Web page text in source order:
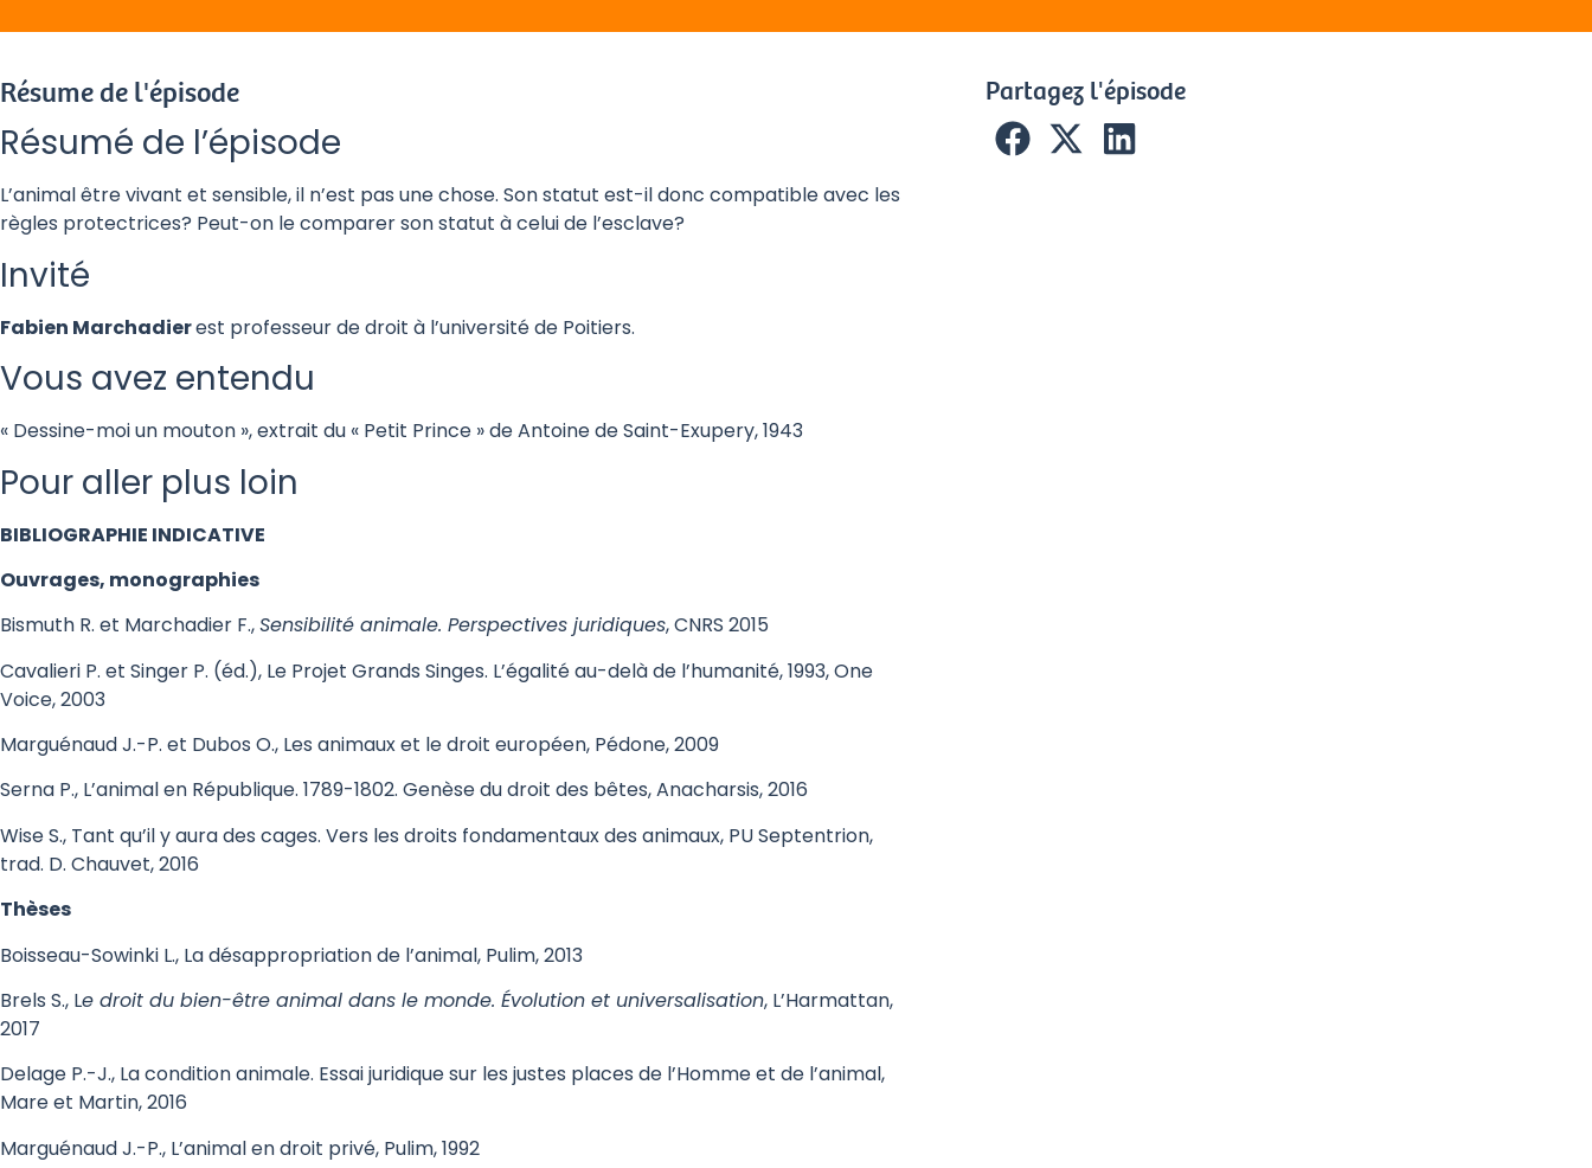
Résume de l'épisode
Résumé de l’épisode
L’animal être vivant et sensible, il n’est pas une chose. Son statut est-il donc compatible avec les
règles protectrices? Peut-on le comparer son statut à celui de l’esclave?
Invité
Fabien Marchadierest professeur de droit à l’université de Poitiers.
Vous avez entendu
« Dessine-moi un mouton », extrait du « Petit Prince » de Antoine de Saint-Exupery, 1943
Pour aller plus loin
BIBLIOGRAPHIE INDICATIVE
Ouvrages, monographies
Bismuth R. et Marchadier F.,Sensibilité animale. Perspectives juridiques, CNRS 2015
Cavalieri P. et Singer P. (éd.), Le Projet Grands Singes. L’égalité au-delà de l’humanité, 1993, One
Voice, 2003
Marguénaud J.-P. et Dubos O., Les animaux et le droit européen, Pédone, 2009
Serna P., L’animal en République. 1789-1802. Genèse du droit des bêtes, Anacharsis, 2016
Wise S., Tant qu’il y aura des cages. Vers les droits fondamentaux des animaux, PU Septentrion,
trad. D. Chauvet, 2016
Thèses
Boisseau-Sowinki L., La désappropriation de l’animal, Pulim, 2013
Brels S., Le droit du bien-être animal dans le monde. Évolution et universalisation, L’Harmattan,
2017
Delage P.-J., La condition animale. Essai juridique sur les justes places de l’Homme et de l’animal,
Mare et Martin, 2016
Marguénaud J.-P., L’animal en droit privé, Pulim, 1992
Partagez l'épisode